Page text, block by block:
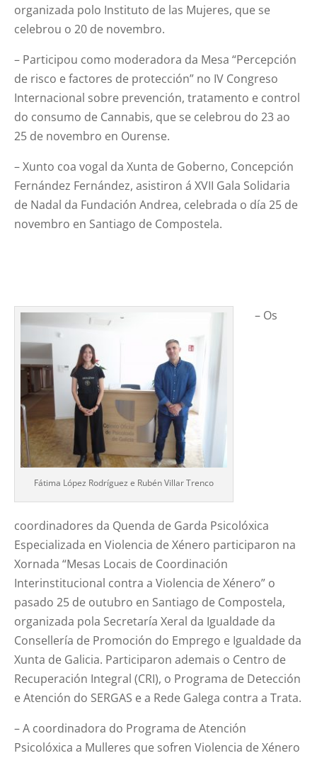
organizada polo Instituto de las Mujeres, que se
celebrou o 20 de novembro.
– Participou como moderadora da Mesa “Percepción
de risco e factores de protección” no IV Congreso
Internacional sobre prevención, tratamento e control
do consumo de Cannabis, que se celebrou do 23 ao
25 de novembro en Ourense.
– Xunto coa vogal da Xunta de Goberno, Concepción
Fernández Fernández, asistiron á XVII Gala Solidaria
de Nadal da Fundación Andrea, celebrada o día 25 de
novembro en Santiago de Compostela.
Fátima López Rodríguez e Rubén Villar Trenco
– Os
coordinadores da Quenda de Garda Psicolóxica
Especializada en Violencia de Xénero participaron na
Xornada “Mesas Locais de Coordinación
Interinstitucional contra a Violencia de Xénero” o
pasado 25 de outubro en Santiago de Compostela,
organizada pola Secretaría Xeral da Igualdade da
Consellería de Promoción do Emprego e Igualdade da
Xunta de Galicia. Participaron ademais o Centro de
Recuperación Integral (CRI), o Programa de Detección
e Atención do SERGAS e a Rede Galega contra a Trata.
– A coordinadora do Programa de Atención
Psicolóxica a Mulleres que sofren Violencia de Xénero